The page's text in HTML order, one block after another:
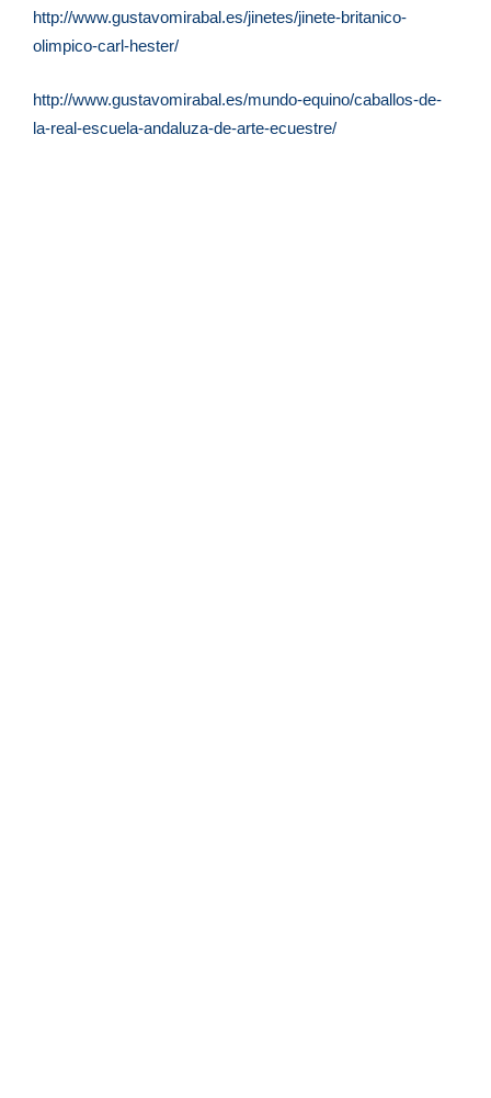
http://www.gustavomirabal.es/jinetes/jinete-britanico-
olimpico-carl-hester/
http://www.gustavomirabal.es/mundo-equino/caballos-de-
la-real-escuela-andaluza-de-arte-ecuestre/